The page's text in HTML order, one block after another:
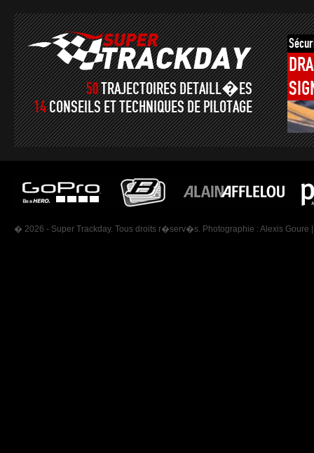
50TRAJECTOIRES DETAILL�ES
14CONSEILS ET TECHNIQUES DE PILOTAGE
� 2026 - Super Trackday. Tous droits r�serv�s. Photographie : Alexis Goure